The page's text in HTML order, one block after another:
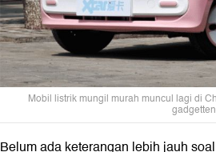
Mobil listrik mungil murah muncul lagi di
Belum ada keterangan lebih jauh